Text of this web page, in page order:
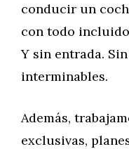
conducir un
con todo
Y sin entrada.
interminables.
Además,
exclusivas,